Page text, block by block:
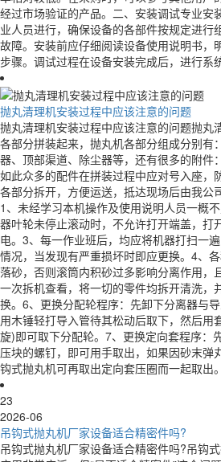
经过市场验证的产品。二、安装调试专业安
业人员进行，确保设备的各部件按规定进行
故障。安装前应仔细阅读设备使用说明书，
步骤。调试过程在设备安装完成后，进行系
抛丸清理机安装过程中应该注意的问题
抛丸清理机安装过程中应该注意的问题抛丸
各部分拼装起来，抛丸机各部分组成分别有
器、顶部渠道、除尘器等，还有很多的附件
如此众多的配件在拼装过程中应对号入座，
各部分拆开，方便运送，抵达现场后由我公
1、未经学习本机操作及使用说明人员一概
器叶轮未停止滚动时，不允许打开端盖，打
电。3、每一作业班后，均应将机器打扫一
情况，当发现有严重损坏时即应更换。4、
落砂，否则滚筒内积砂过多影响分离作用，
一次拆机查看，将一切的零件均拆开清洗，
换。6、更换分配轮程序：先卸下分离器与
用木锤轻打导入管待其松动后取下，然后用
旋)即可取下分配轮。7、更换定向套程序：
压块的螺钉，即可用手取出，如果因砂末弹
钩式抛丸机可再取出定向套压圈而一起取出
23
2026-06
吊钩式抛丸机厂家设备适合精密件吗?
吊钩式抛丸机厂家设备适合精密件吗?吊钩